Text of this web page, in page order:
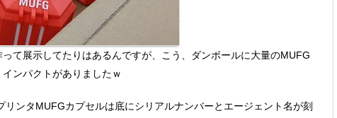
て展示してたりはあるんですが、こう、ダンボールに大量のMUFG
ンパクトがありましたｗ
ンタMUFGカプセルは底にシリアルナンバーとエージェント名が刻